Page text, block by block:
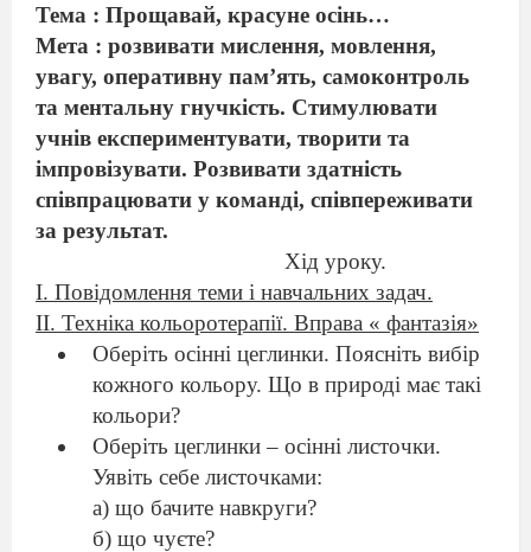
Тема : Прощавай, красуне осінь…
Мета : розвивати мислення, мовлення,
увагу, оперативну пам’ять, самоконтроль
та ментальну гнучкість. Стимулювати
учнів експериментувати, творити та
імпровізувати. Розвивати здатність
співпрацювати у команді, співпереживати
за результат.
Хід уроку.
І. Повідомлення теми і навчальних задач.
ІІ. Техніка кольоротерапії. Вправа « фантазія»
Оберіть осінні цеглинки. Поясніть вибір
кожного кольору. Що в природі має такі
кольори?
Оберіть цеглинки – осінні листочки.
Уявіть себе листочками:
а) що бачите навкруги?
б) що чуєте?